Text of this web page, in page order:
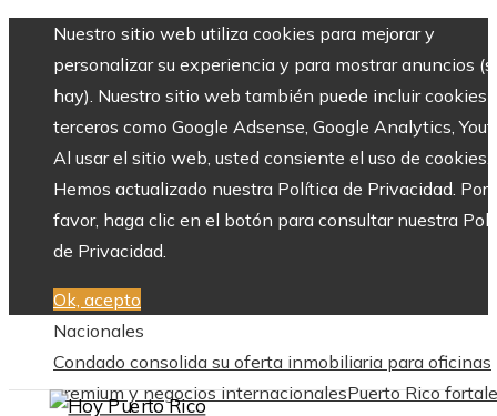
Nuestro sitio web utiliza cookies para mejorar y
personalizar su experiencia y para mostrar anuncios
hay). Nuestro sitio web también puede incluir cookies
terceros como Google Adsense, Google Analytics,
Al usar el sitio web, usted consiente el uso de cookies.
Hemos actualizado nuestra Política de Privacidad. Por
favor, haga clic en el botón para consultar nuestra
de Privacidad.
Ok, acepto
Nacionales
Condado consolida su oferta inmobiliaria para oficinas
premium y negocios internacionalesPuerto Rico